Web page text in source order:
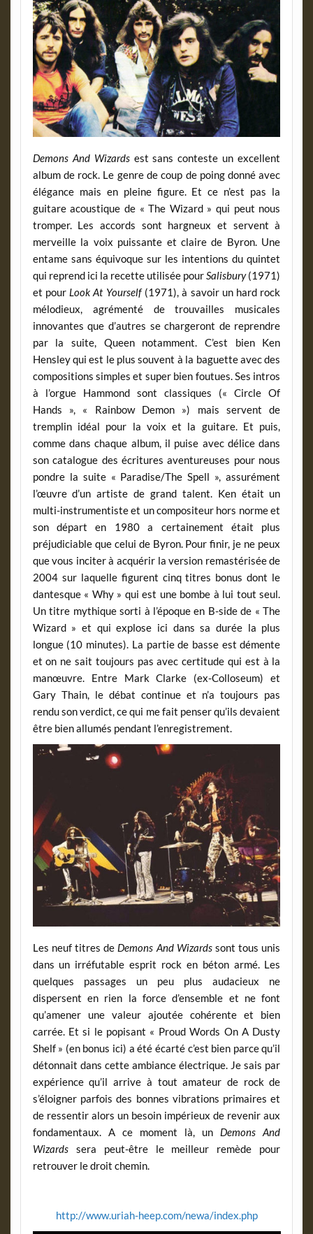
Demons And Wizardsest sans conteste un excellent
album de rock. Le genre de coup de poing donné avec
élégance mais en pleine figure. Et ce n’est pas la
guitare acoustique de « The Wizard » qui peut nous
tromper. Les accords sont hargneux et servent à
merveille la voix puissante et claire de Byron. Une
entame sans équivoque sur les intentions du quintet
qui reprend ici la recette utilisée pourSalisbury(1971)
et pour Look At Yourself(1971), à savoir un hard rock
mélodieux, agrémenté de trouvailles musicales
innovantes que d’autres se chargeront de reprendre
par la suite, Queen notamment. C’est bien Ken
Hensley qui est le plus souvent à la baguette avec des
compositions simples et super bien foutues. Ses intros
à l’orgue Hammond sont classiques (« Circle Of
Hands », « Rainbow Demon ») mais servent de
tremplin idéal pour la voix et la guitare. Et puis,
comme dans chaque album, il puise avec délice dans
son catalogue des écritures aventureuses pour nous
pondre la suite « Paradise/The Spell », assurément
l’œuvre d’un artiste de grand talent. Ken était un
multi-instrumentiste et un compositeur hors norme et
son départ en 1980 a certainement était plus
préjudiciable que celui de Byron. Pour finir, je ne peux
que vous inciter à acquérir la version remastérisée de
2004 sur laquelle figurent cinq titres bonus dont le
dantesque « Why » qui est une bombe à lui tout seul.
Un titre mythique sorti à l’époque en B-side de « The
Wizard » et qui explose ici dans sa durée la plus
longue (10 minutes). La partie de basse est démente
et on ne sait toujours pas avec certitude qui est à la
manœuvre. Entre Mark Clarke (ex-Colloseum) et
Gary Thain, le débat continue et n’a toujours pas
rendu son verdict, ce qui me fait penser qu’ils devaient
être bien allumés pendant l’enregistrement.
Les neuf titres de Demons And Wizardssont tous unis
dans un irréfutable esprit rock en béton armé. Les
quelques passages un peu plus audacieux ne
dispersent en rien la force d’ensemble et ne font
qu’amener une valeur ajoutée cohérente et bien
carrée. Et si le popisant « Proud Words On A Dusty
Shelf » (en bonus ici) a été écarté c’est bien parce qu’il
détonnait dans cette ambiance électrique. Je sais par
expérience qu’il arrive à tout amateur de rock de
s’éloigner parfois des bonnes vibrations primaires et
de ressentir alors un besoin impérieux de revenir aux
fondamentaux. A ce moment là, un Demons And
Wizardssera peut-être le meilleur remède pour
retrouver le droit chemin.
http://www.uriah-heep.com/newa/index.php